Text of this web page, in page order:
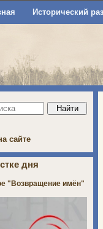
Исторический
сайте
дня
"Возвращение имён"